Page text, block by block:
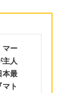
マー
人
本最
ト